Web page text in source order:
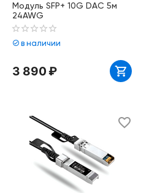
Модуль SFP+ 10G DAC 5м
24AWG
в наличии
3 890₽